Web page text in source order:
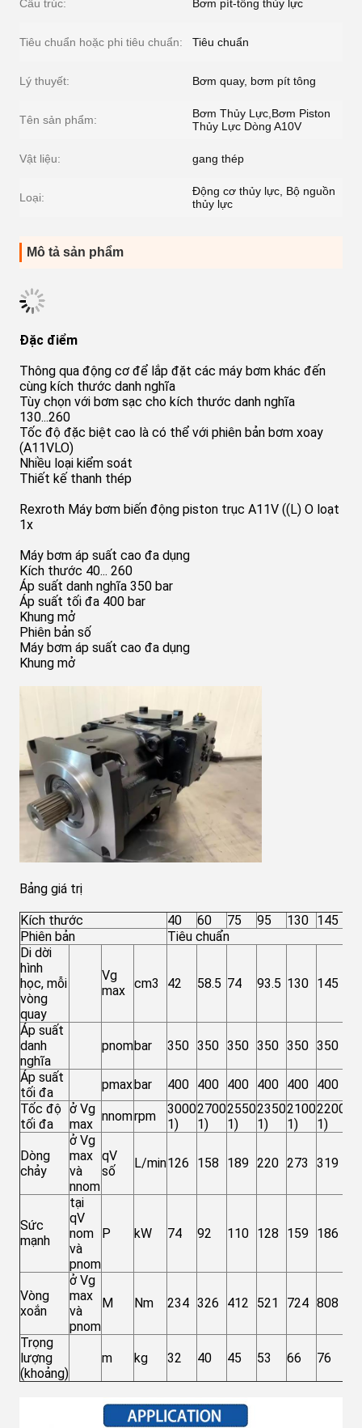
Cấu trúc: Bơm pít-tông thủy lực
Tiêu chuẩn hoặc phi tiêu chuẩn: Tiêu chuẩn
Lý thuyết: Bơm quay, bơm pít tông
Tên sản phẩm:
Bơm Thủy Lực,Bơm Piston
Thủy Lực Dòng A10V
Vật liệu: gang thép
Loại:
Động cơ thủy lực, Bộ nguồn
thủy lực
Mô tả sản phẩm
Đặc điểm
Thông qua động cơ để lắp đặt các máy bơm khác đến
cùng kích thước danh nghĩa
Tùy chọn với bơm sạc cho kích thước danh nghĩa
130...260
Tốc độ đặc biệt cao là có thể với phiên bản bơm xoay
(A11VLO)
Nhiều loại kiểm soát
Thiết kế thanh thép
Rexroth Máy bơm biến động piston trục A11V ((L) O loạt
1x
Máy bơm áp suất cao đa dụng
Kích thước 40... 260
Áp suất danh nghĩa 350 bar
Áp suất tối đa 400 bar
Khung mở
Phiên bản số
Máy bơm áp suất cao đa dụng
Khung mở
Bảng giá trị
Kích thước 40 60 75 95 130 145
Phiên bản
Tiêu chuẩn
Di dời
hình
học, mỗi
vòng
quay
Vg
max cm3 42 58.5 74 93.5 130 145
Áp suất
danh
nghĩa
pnombar 350 350 350 350 350 350
Áp suất
tối đa
pmaxbar 400 400 400 400 400 400
Tốc độ
tối đa
ở Vg
max
nnomrpm
3000
1)
2700
1)
2550
1)
2350
1)
2100
1)
2200
1)
Dòng
chảy
ở Vg
max
và
nnom
qV
số
L/min126 158 189 220 273 319
Sức
mạnh
tại
qV
nom
và
pnom
P kW 74 92 110 128 159 186
Vòng
xoắn
ở Vg
max
và
pnom
M Nm 234 326 412 521 724 808
Trọng
lượng
(khoảng)
m kg 32 40 45 53 66 76